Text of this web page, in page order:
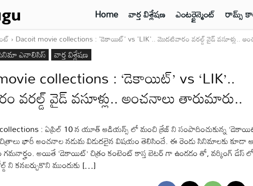
Home వార్త విశ్లేషణ ఎంటర్టైన్మెంట్ రామ్స్
Dacoit movie collections : 'డెకాయిట్' vs 'LIK'.. మొదటివారం వరల్డ్ వైడ్ వసూళ్లు..
ఎనాలిసిస్ వార్త విశ్లేషణ
collections : ‘డెకాయిట్’ vs ‘LIK’..
వైడ్ వసూళ్లు.. అంచనాలు తారుమారు..
: ఏప్రిల్ 10 న యూత్ ఆడియన్స్ లో మంచి క్రేజ్ ని సంపాదించుకున్న
చిత్రాలు భారీ అంచనాల నడుమ విడుదలైన విషయం తెలిసిందే. ఈ రెండు సినిమాలకు కూడా
అయితే ‘డెకాయిట్’ చిత్రం కంటెంట్ కాస్త బెటర్ గా ఉండడం తో, వర్కింగ్ డేస్
కనబర్చుకొని ముందుకు […]